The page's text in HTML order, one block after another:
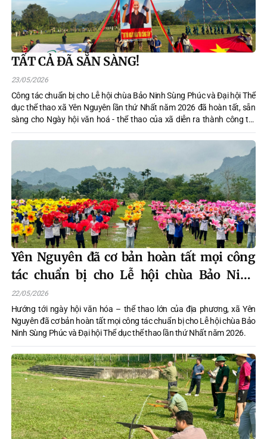
TẤT CẢ ĐÃ SẴN SÀNG!
23/05/2026
Công tác chuẩn bị cho Lễ hội chùa Bảo Ninh Sùng Phúc và Đại hội Thể
dục thể thao xã Yên Nguyên lần thứ Nhất năm 2026 đã hoàn tất, sẵn
sàng cho Ngày hội văn hoá - thể thao của xã diễn ra thành công tốt
đẹp vào ngày 24/5/2026:
Yên Nguyên đã cơ bản hoàn tất mọi công
tác chuẩn bị cho Lễ hội chùa Bảo Ninh
Sùng Phúc và Đại hội Thể dục thể thao lần
thứ Nhất năm 2026
22/05/2026
Hướng tới ngày hội văn hóa – thể thao lớn của địa phương, xã Yên
Nguyên đã cơ bản hoàn tất mọi công tác chuẩn bị cho Lễ hội chùa Bảo
Ninh Sùng Phúc và Đại hội Thể dục thể thao lần thứ Nhất năm 2026.